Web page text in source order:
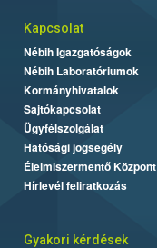
Kapcsolat
Nébih Igazgatóságok
Nébih Laboratóriumok
Kormányhivatalok
Sajtókapcsolat
Ügyfélszolgálat
Hatósági jogsegély
Élelmiszermentő Központ
Hírlevél feliratkozás
Gyakori kérdések